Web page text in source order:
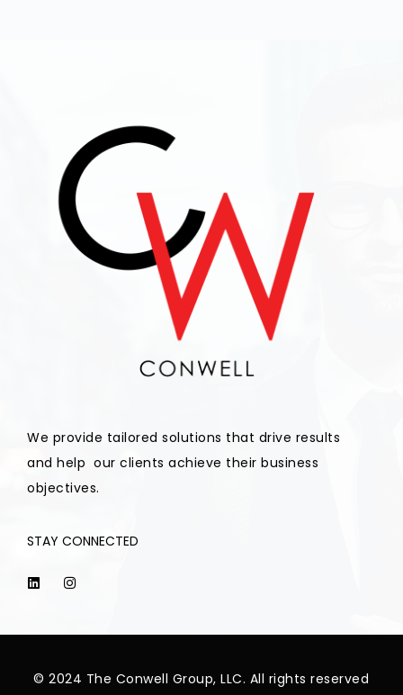
We provide tailored solutions that drive results
and help our clients achieve their business
objectives.
STAY CONNECTED
© 2024 The Conwell Group, LLC. All rights reserved